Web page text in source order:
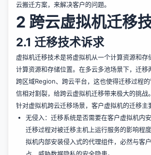
云搬迁方案，来解决客户的问题。
2 跨云虚拟机迁移
2.1 迁移技术诉求
虚拟机迁移技术是将虚拟机从一个计算资源和存
计算资源和存储位置。在多云多池场景下，迁移
跨区域Region、跨云平台，这也使得迁移过程
信相对割裂，给跨云虚拟机迁移带来极大的挑战。
针对虚拟机跨云迁移场景，客户虚拟机的迁移主
无侵入：迁移系统是否需要在客户虚拟机内
迁移过程对被迁移主机上运行服务的影响程
拟机内部安装侵入式的代理组件，必然与客